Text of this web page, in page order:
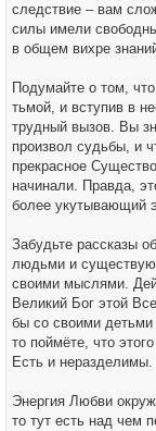
следствие – вам
силы имели
в общем вихре
Подумайте о том,
тьмой, и вступив в
трудный вызов. Вы
произвол судьбы, и
прекрасное
начинали. Правда,
более укутывающий
Забудьте рассказы
людьми и
своими мыслями.
Великий Бог этой
бы со своими
то поймёте, что
Есть и
Энергия Любви
то тут есть над чем